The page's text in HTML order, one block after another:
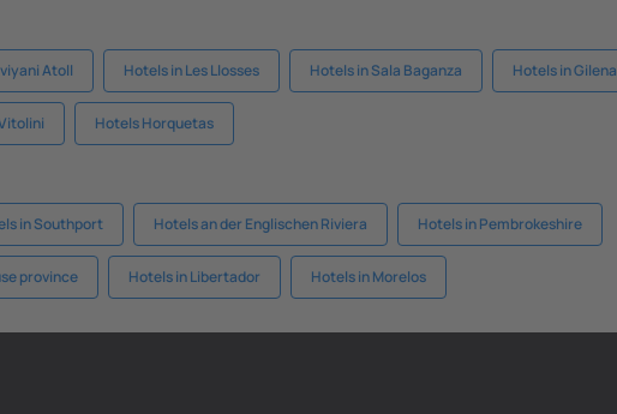
Atoll Hotels in Les Llosses Hotels in Sala Baganza Hotels in Gilena
Hotels Horquetas
in Southport Hotels an der Englischen Riviera Hotels in Pembrokeshire
province Hotels in Libertador Hotels in Morelos